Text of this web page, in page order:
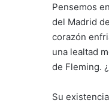
Pensemos
del Madrid
corazón
una lealtad
de Fleming.
Su